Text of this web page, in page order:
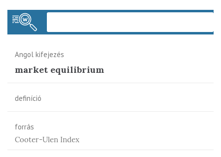
Angol kifejezés
market equilibrium
definíció
forrás
Cooter-Ulen Index